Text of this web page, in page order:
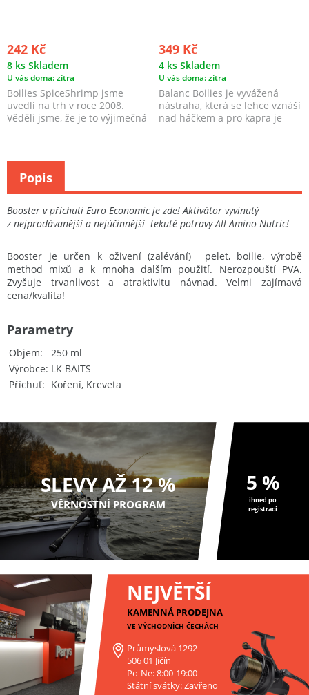
242 Kč
8 ks Skladem
U vás doma: zítra
Boilies SpiceShrimp jsme
uvedli na trh v roce 2008.
Věděli jsme, že je to výjimečná
349 Kč
4 ks Skladem
U vás doma: zítra
Balanc Boilies je vyvážená
nástraha, která se lehce vznáší
nad háčkem a pro kapra je
Booster v příchuti Euro Economic je zde! Aktivátor vyvinutý
z nejprodávanější a nejúčinnější tekuté potravy All Amino Nutric!
Booster je určen k oživení (zalévání) pelet, boilie, výrobě
method mixů a k mnoha dalším použití. Nerozpouští PVA.
Zvyšuje trvanlivost a atraktivitu návnad. Velmi zajímavá
cena/kvalita!
Objem
250 ml
Výrobce LK BAITS
Příchuť
Koření, Kreveta
Parametry
Popis
SLEVY AŽ 12 %
VĚRNOSTNÍ PROGRAM
5 %
ihned po
registraci
NEJVĚTŠÍ
KAMENNÁ PRODEJNA
VE VÝCHODNÍCH ČECHÁCH
Průmyslová 1292
506 01 Jičín
Po-Ne: 8:00-19:00
Státní svátky: Zavřeno